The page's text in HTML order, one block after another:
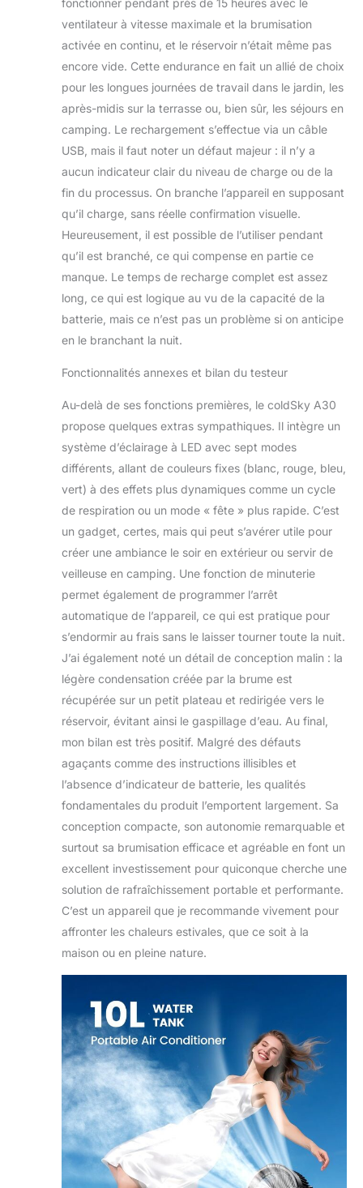
ventilateur à vitesse maximale et la brumisation
activée en continu, et le réservoir n’était même pas
encore vide. Cette endurance en fait un allié de choix
pour les longues journées de travail dans le jardin, les
après-midis sur la terrasse ou, bien sûr, les séjours en
camping. Le rechargement s’effectue via un câble
USB, mais il faut noter un défaut majeur : il n’y a
aucun indicateur clair du niveau de charge ou de la
fin du processus. On branche l’appareil en supposant
qu’il charge, sans réelle confirmation visuelle.
Heureusement, il est possible de l’utiliser pendant
qu’il est branché, ce qui compense en partie ce
manque. Le temps de recharge complet est assez
long, ce qui est logique au vu de la capacité de la
batterie, mais ce n’est pas un problème si on anticipe
en le branchant la nuit.
Fonctionnalités annexes et bilan du testeur
Au-delà de ses fonctions premières, le coldSky A30
propose quelques extras sympathiques. Il intègre un
système d’éclairage à LED avec sept modes
différents, allant de couleurs fixes (blanc, rouge, bleu,
vert) à des effets plus dynamiques comme un cycle
de respiration ou un mode « fête » plus rapide. C’est
un gadget, certes, mais qui peut s’avérer utile pour
créer une ambiance le soir en extérieur ou servir de
veilleuse en camping. Une fonction de minuterie
permet également de programmer l’arrêt
automatique de l’appareil, ce qui est pratique pour
s’endormir au frais sans le laisser tourner toute la nuit.
J’ai également noté un détail de conception malin : la
légère condensation créée par la brume est
récupérée sur un petit plateau et redirigée vers le
réservoir, évitant ainsi le gaspillage d’eau. Au final,
mon bilan est très positif. Malgré des défauts
agaçants comme des instructions illisibles et
l’absence d’indicateur de batterie, les qualités
fondamentales du produit l’emportent largement. Sa
conception compacte, son autonomie remarquable et
surtout sa brumisation efficace et agréable en font un
excellent investissement pour quiconque cherche une
solution de rafraîchissement portable et performante.
C’est un appareil que je recommande vivement pour
affronter les chaleurs estivales, que ce soit à la
maison ou en pleine nature.